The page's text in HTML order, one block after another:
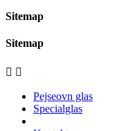
Sitemap
Sitemap
 
Pejseovn glas
Specialglas